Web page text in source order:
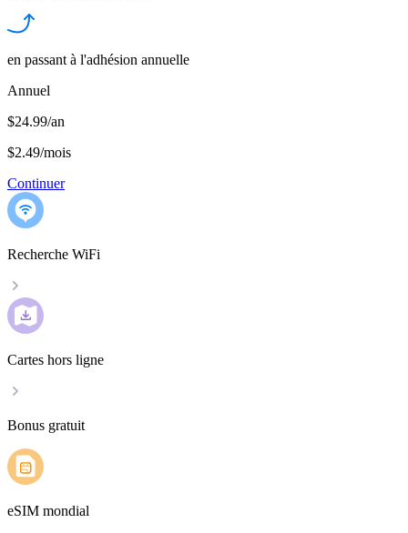
en passant à l'adhésion annuelle
Annuel
$24.99/an
$2.49/mois
Continuer
Recherche WiFi
Cartes hors ligne
Bonus gratuit
eSIM mondial